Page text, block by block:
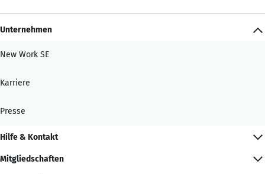
Unternehmen
New Work SE
Karriere
Presse
Hilfe & Kontakt
Mitgliedschaften